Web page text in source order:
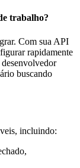
trabalho?
Com sua API
rapidamente
buscando
incluindo: